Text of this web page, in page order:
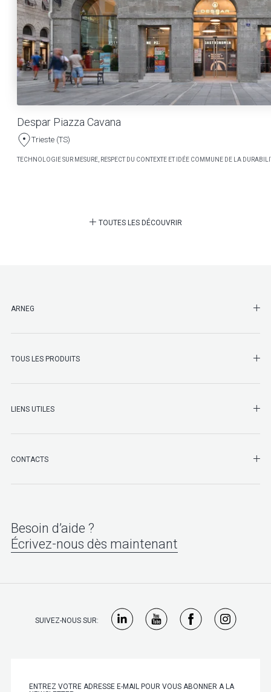
Despar Piazza Cavana
Trieste (TS)
TECHNOLOGIE SUR MESURE, RESPECT DU CONTEXTE ET IDÉE COMMUNE DE LA
TOUTES LES DÉCOUVRIR
ARNEG
TOUS LES PRODUITS
LIENS UTILES
CONTACTS
Besoin d’aide ?
Écrivez-nous dès maintenant
SUIVEZ-NOUS SUR: